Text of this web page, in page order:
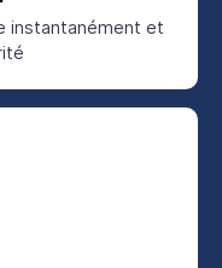
instantanément et